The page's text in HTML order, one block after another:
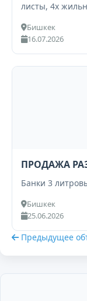
листы, 4х
Бишкек
16.07.2026
ПРОДАЖА
Банки 3
Бишкек
25.06.2026
Предыдущее